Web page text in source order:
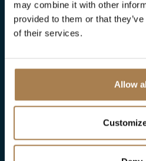
may combine it with other
provided to them or that
of their services.
Allow
per arrampicarsi e un
divertimento.
ORARI DI